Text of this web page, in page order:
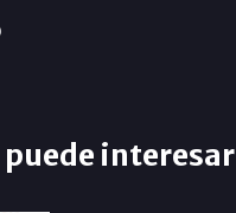
puede interesar